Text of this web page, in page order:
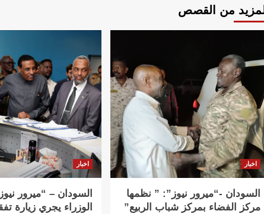
من القصص
اخبار
السودان -“ميرور نيوز”: ” نظمها
مركز الفضاء بمركز شباب الربيع”
اخبار
السودان – “ميرور
الوزراء يجري زيارة